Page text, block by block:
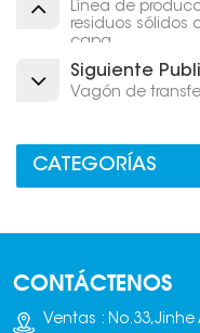
Línea de
residuos sólidos
capa
Siguiente
Vagón de
CATEGORÍAS
CONTÁCTENOS
Ventas :